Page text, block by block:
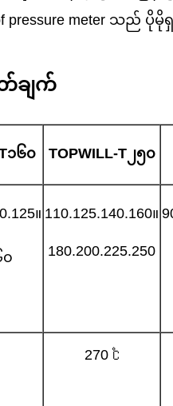
pressure meter သည်
ချက်
၁၆၀ TOPWILL-T၂၅၀
။
၀
110.125.140.160။
180.200.225.250
270 ℃